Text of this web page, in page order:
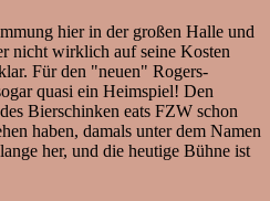
hier in der großen Halle und
nicht wirklich auf seine Kosten
Für den "neuen" Rogers-
quasi ein Heimspiel! Den
Bierschinken eats FZW schon
haben, damals unter dem Namen
her, und die heutige Bühne ist